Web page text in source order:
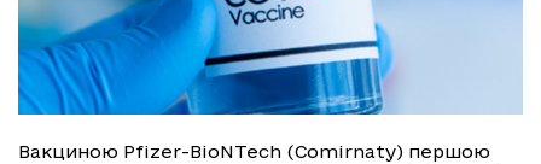
Вакциною Pfizer-BioNTech (Comirnaty) першою